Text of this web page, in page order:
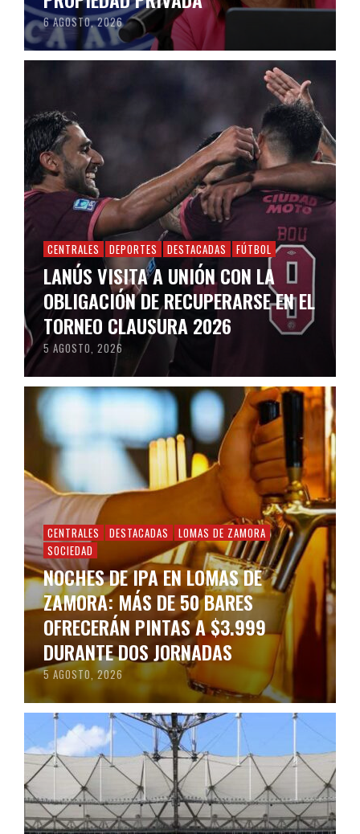
6 AGOSTO, 2026
CENTRALES DEPORTES DESTACADAS FÚTBOL
LANÚS VISITA A UNIÓN CON LA
OBLIGACIÓN DE RECUPERARSE EN EL
TORNEO CLAUSURA 2026
5 AGOSTO, 2026
CENTRALES DESTACADAS
LOMAS DE ZAMORA
SOCIEDAD
NOCHES DE IPA EN LOMAS DE
ZAMORA: MÁS DE 50 BARES
OFRECERÁN PINTAS A $3.999
DURANTE DOS JORNADAS
5 AGOSTO, 2026